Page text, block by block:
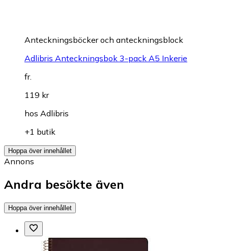
Anteckningsböcker och anteckningsblock
Adlibris Anteckningsbok 3-pack A5 Inkerie
fr.
119 kr
hos Adlibris
+1 butik
Hoppa över innehållet
Annons
Andra besökte även
Hoppa över innehållet